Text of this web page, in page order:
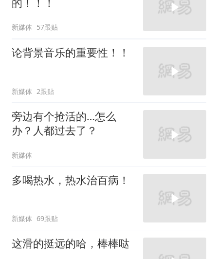
新媒体 57跟贴
论背景音乐的重要性！！
新媒体 2跟贴
旁边有个抢活的…怎么
办？人都过去了？
新媒体
多喝热水，热水治百病！
新媒体 69跟贴
这滑的挺远的哈，棒棒哒